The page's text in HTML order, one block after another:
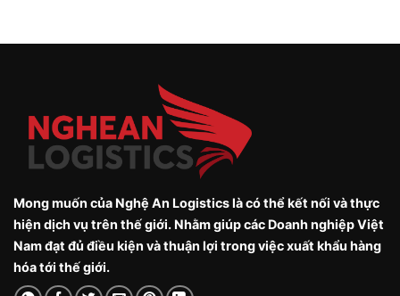
Mong muốn của Nghệ An Logistics là có thể kết nối và thực
hiện dịch vụ trên thế giới. Nhằm giúp các Doanh nghiệp Việt
Nam đạt đủ điều kiện và thuận lợi trong việc xuất khẩu hàng
hóa tới thế giới.